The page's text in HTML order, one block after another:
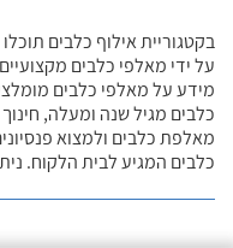
בקטגוריית אילוף כלבים
על ידי מאלפי כלבים
מידע על מאלפי כלבים
כלבים מגיל שנה ומעלה, חינוך
מאלפת כלבים ולמצוא
כלבים המגיע לבית הלקוח.